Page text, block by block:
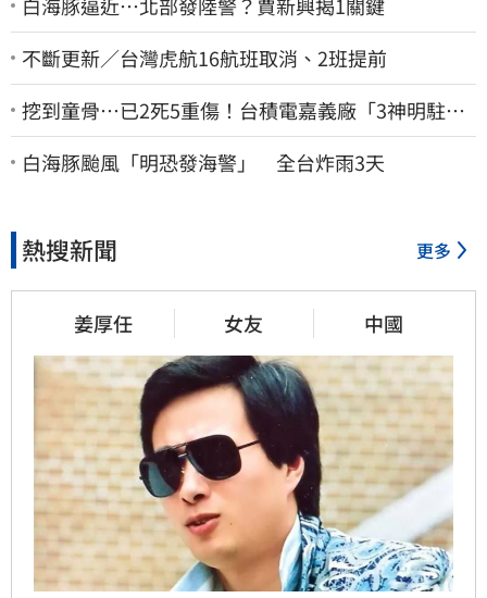
不斷更新／台灣虎航16航班取消、2班提前
挖到童骨…已2死5重傷！台積電嘉義廠「3神明駐駕
畫面曝光」
白海豚颱風「明恐發海警」 全台炸雨3天
熱搜新聞 更多
姜厚任 女友 中國